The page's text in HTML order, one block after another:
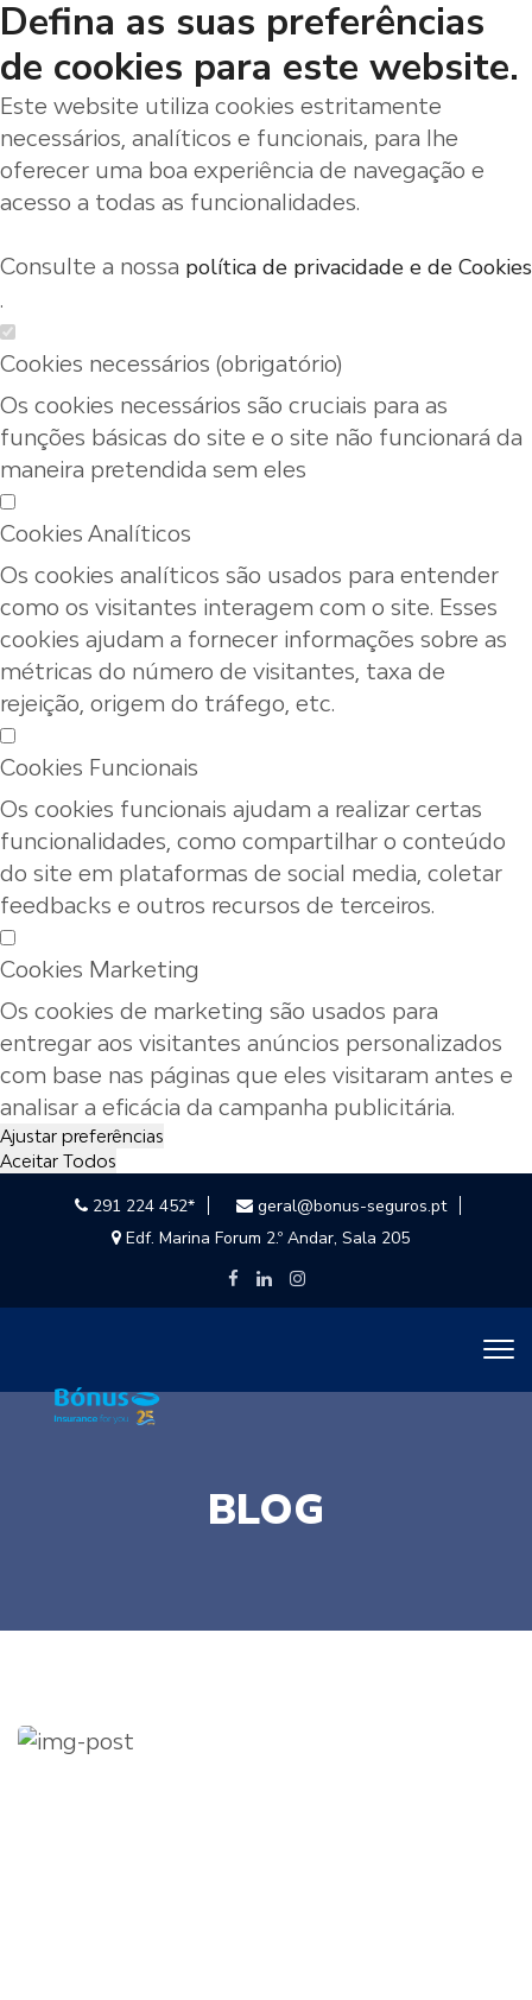
Defina as suas preferências
de cookies para este website.
Este website utiliza cookies estritamente
necessários, analíticos e funcionais, para lhe
oferecer uma boa experiência de navegação e
acesso a todas as funcionalidades.
Consulte a nossa política de privacidade e de Cookies
.
Cookies necessários (obrigatório)
Os cookies necessários são cruciais para as
funções básicas do site e o site não funcionará da
maneira pretendida sem eles
Cookies Analíticos
Os cookies analíticos são usados para entender
como os visitantes interagem com o site. Esses
cookies ajudam a fornecer informações sobre as
métricas do número de visitantes, taxa de
rejeição, origem do tráfego, etc.
Cookies Funcionais
Os cookies funcionais ajudam a realizar certas
funcionalidades, como compartilhar o conteúdo
do site em plataformas de social media, coletar
feedbacks e outros recursos de terceiros.
Cookies Marketing
Os cookies de marketing são usados para
entregar aos visitantes anúncios personalizados
com base nas páginas que eles visitaram antes e
analisar a eficácia da campanha publicitária.
Ajustar preferências
Aceitar Todos
291 224 452*
geral@bonus-seguros.pt
Edf. Marina Forum 2.º Andar, Sala 205
BLOG